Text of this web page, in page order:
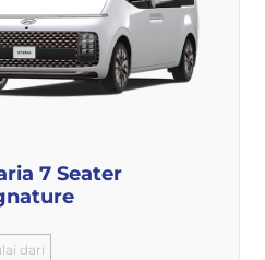
7 Seater
dari